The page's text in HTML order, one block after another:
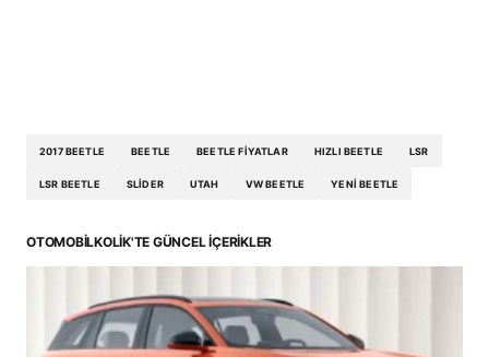
2017 BEETLE BEETLE BEETLE FIYATLAR HIZLI BEETLE LSR
LSR BEETLE SLIDER UTAH VW BEETLE YENI BEETLE
OTOMOBILKOLIK'TE GÜNCEL İÇERIKLER